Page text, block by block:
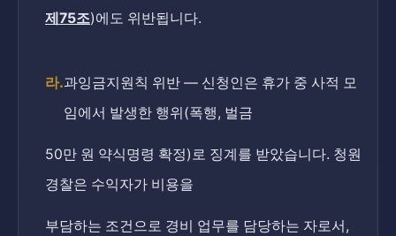
제75조)에도 위반됩니다.
라.과잉금지원칙 위반 — 신청인은 휴가 중 사적 모
임에서 발생한 행위(폭행, 벌금
50만 원 약식명령 확정)로 징계를 받았습니다. 청원
경찰은 수익자가 비용을
부담하는 조건으로 경비 업무를 담당하는 자로서,